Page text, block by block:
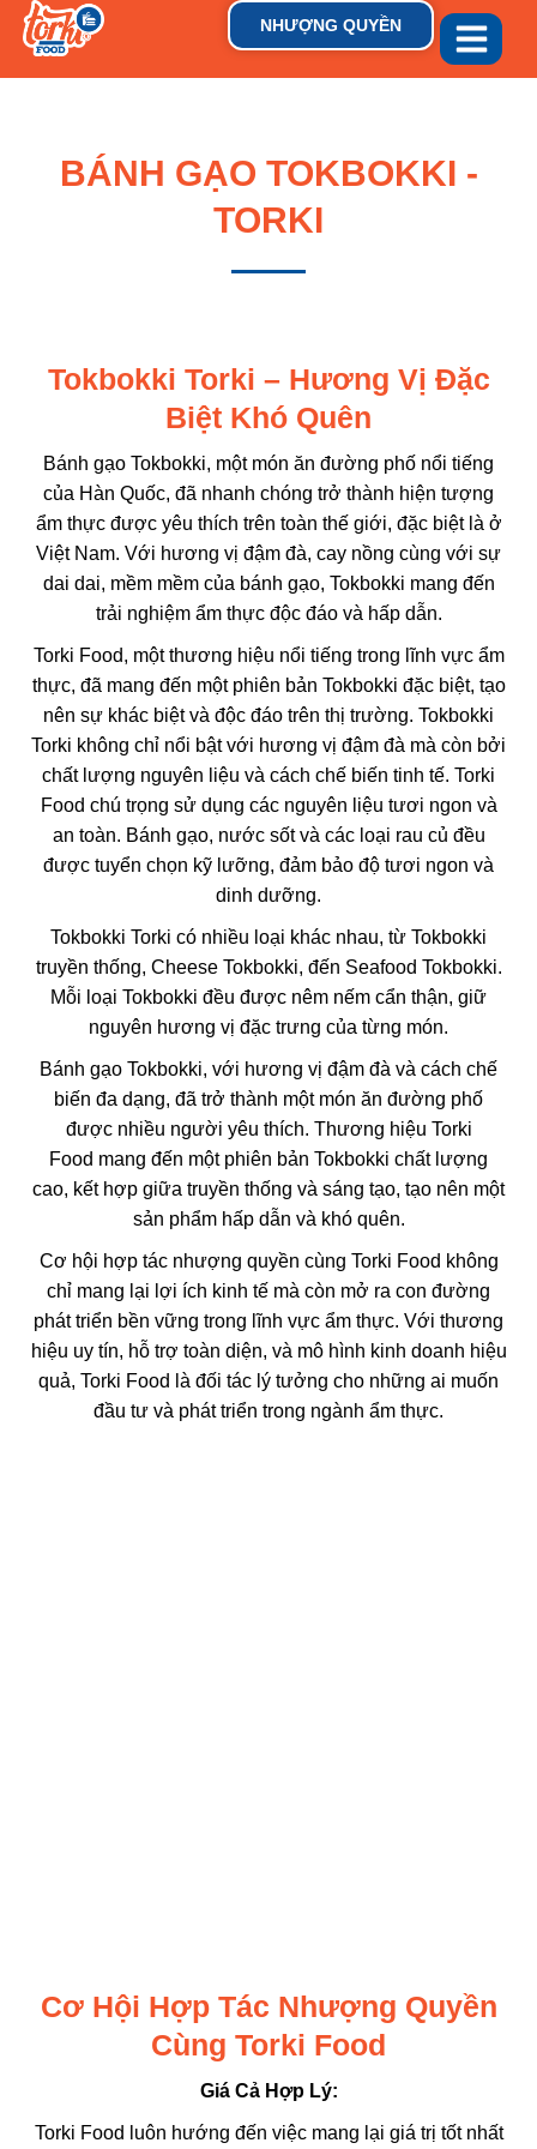
NHƯỢNG QUYỀN
BÁNH GẠO TOKBOKKI -
TORKI
Tokbokki Torki – Hương Vị Đặc
Biệt Khó Quên
Bánh gạo Tokbokki, một món ăn đường phố nổi tiếng
của Hàn Quốc, đã nhanh chóng trở thành hiện tượng
ẩm thực được yêu thích trên toàn thế giới, đặc biệt là ở
Việt Nam. Với hương vị đậm đà, cay nồng cùng với sự
dai dai, mềm mềm của bánh gạo, Tokbokki mang đến
trải nghiệm ẩm thực độc đáo và hấp dẫn.
Torki Food, một thương hiệu nổi tiếng trong lĩnh vực ẩm
thực, đã mang đến một phiên bản Tokbokki đặc biệt, tạo
nên sự khác biệt và độc đáo trên thị trường. Tokbokki
Torki không chỉ nổi bật với hương vị đậm đà mà còn bởi
chất lượng nguyên liệu và cách chế biến tinh tế. Torki
Food chú trọng sử dụng các nguyên liệu tươi ngon và
an toàn. Bánh gạo, nước sốt và các loại rau củ đều
được tuyển chọn kỹ lưỡng, đảm bảo độ tươi ngon và
dinh dưỡng.
Tokbokki Torki có nhiều loại khác nhau, từ Tokbokki
truyền thống, Cheese Tokbokki, đến Seafood Tokbokki.
Mỗi loại Tokbokki đều được nêm nếm cẩn thận, giữ
nguyên hương vị đặc trưng của từng món.
Bánh gạo Tokbokki, với hương vị đậm đà và cách chế
biến đa dạng, đã trở thành một món ăn đường phố
được nhiều người yêu thích. Thương hiệu Torki
Food mang đến một phiên bản Tokbokki chất lượng
cao, kết hợp giữa truyền thống và sáng tạo, tạo nên một
sản phẩm hấp dẫn và khó quên.
Cơ hội hợp tác nhượng quyền cùng Torki Food không
chỉ mang lại lợi ích kinh tế mà còn mở ra con đường
phát triển bền vững trong lĩnh vực ẩm thực. Với thương
hiệu uy tín, hỗ trợ toàn diện, và mô hình kinh doanh hiệu
quả, Torki Food là đối tác lý tưởng cho những ai muốn
đầu tư và phát triển trong ngành ẩm thực.
Cơ Hội Hợp Tác Nhượng Quyền
Cùng Torki Food
Giá Cả Hợp Lý:
Torki Food luôn hướng đến việc mang lại giá trị tốt nhất